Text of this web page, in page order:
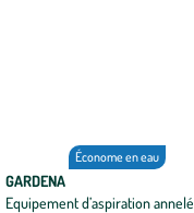
Économe en eau
GARDENA
Equipement d’aspiration